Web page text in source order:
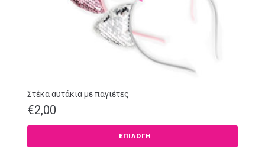
Στέκα αυτάκια με παγιέτες
€2,00
ΕΠΙΛΟΓΉ